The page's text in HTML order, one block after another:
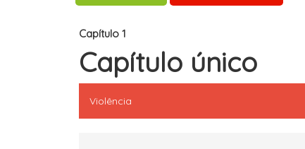
Capítulo 1
Capítulo único
Violência